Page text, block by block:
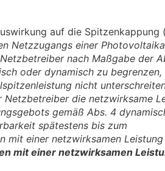
auf die Spitzenkappung
Netzzugangs einer
nach Maßgabe der
oder dynamisch zu
nicht
die netzwirksame
gemäß Abs. 4
spätestens bis zum
mit einer netzwirksamen
mit einer netzwirksamen